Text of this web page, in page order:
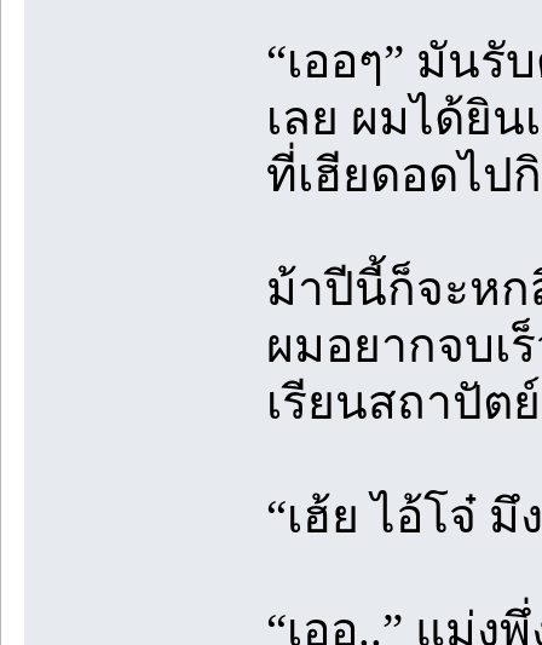
“เออๆ” มันรั
เลย ผมได้ยิน
ที่เฮียดอดไป
ม้าปีนี้ก็จะหก
ผมอยากจบเ
เรียนสถาปัต
“เฮ้ย ไอ้โจ๋
“เออ..” แม่ง